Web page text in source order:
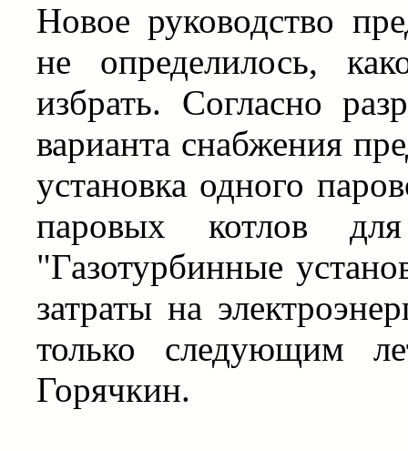
Новое руководство
не определилось,
избрать. Согласно
варианта снабжения
установка одного
паровых котлов
"Газотурбинные
затраты на
только следующим
Горячкин.